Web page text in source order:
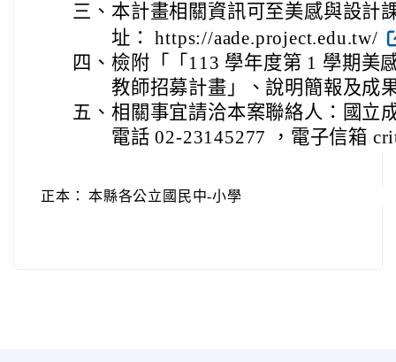
三、 本計畫相關資訊可至美感與設計
址： https://aade.project.edu.tw/
四、 檢附「「113 學年度第 1 學期美
教師招募計畫」、說明簡報及成
五、 相關事宜請洽本案聯絡人：國立
電話 02-23145277 ，電子信箱
正本： 本縣各公立國民中-小學